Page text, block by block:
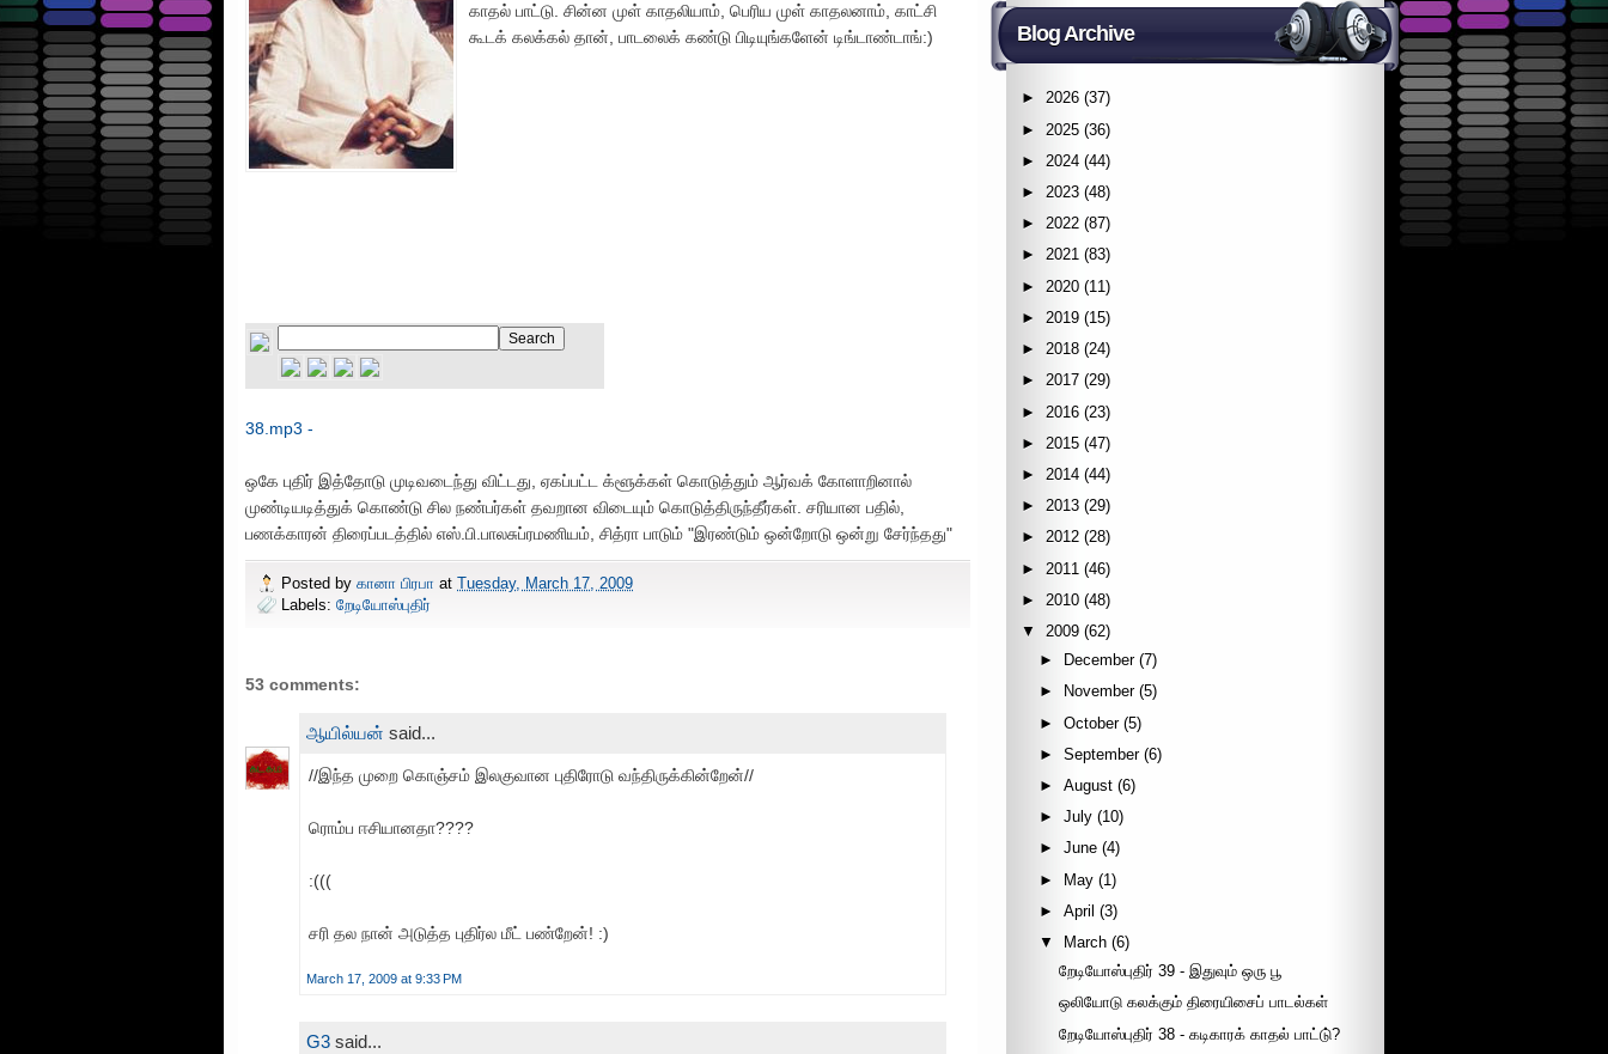
காதல் பாட்டு. சின்ன முள் காதலியாம், பெரிய முள் காதலனாம், காட்சி
கூடக் கலக்கல் தான், பாடலைக் கண்டு பிடியுங்களேன் டிங்டாண்டாங்:)
38.mp3 -
ஒகே புதிர் இத்தோடு முடிவடைந்து விட்டது, ஏகப்பட்ட க்ளூக்கள் கொடுத்தும் ஆர்வக் கோளாறினால்
முண்டியடித்துக் கொண்டு சில நண்பர்கள் தவறான விடையும் கொடுத்திருந்தீர்கள். சரியான பதில்,
பணக்காரன் திரைப்படத்தில் எஸ்.பி.பாலசுப்ரமணியம், சித்ரா பாடும் "இரண்டும் ஒன்றோடு ஒன்று சேர்ந்தது"
Posted by கானா பிரபா at Tuesday, March 17, 2009
Labels: றேடியோஸ்புதிர்
53 comments:
ஆயில்யன் said...
//இந்த முறை கொஞ்சம் இலகுவான புதிரோடு வந்திருக்கின்றேன்//
ரொம்ப ஈசியானதா????
:(((
சரி தல நான் அடுத்த புதிர்ல மீட் பண்றேன்! :)
March 17, 2009 at 9:33 PM
G3 said...
Blog Archive
► 2026 (37)
► 2025 (36)
► 2024 (44)
► 2023 (48)
► 2022 (87)
► 2021 (83)
► 2020 (11)
► 2019 (15)
► 2018 (24)
► 2017 (29)
► 2016 (23)
► 2015 (47)
► 2014 (44)
► 2013 (29)
► 2012 (28)
► 2011 (46)
► 2010 (48)
▼
2009 (62)
►
December (7)
►
November (5)
►October (5)
►September (6)
►August (6)
►July (10)
►June (4)
► May (1)
►April (3)
▼
March (6)
றேடியோஸ்புதிர் 39 - இதுவும் ஒரு பூ
ஒலியோடு கலக்கும் திரையிசைப் பாடல்கள்
றேடியோஸ்புதிர் 38 - கடிகாரக் காதல் பாட்டு்?